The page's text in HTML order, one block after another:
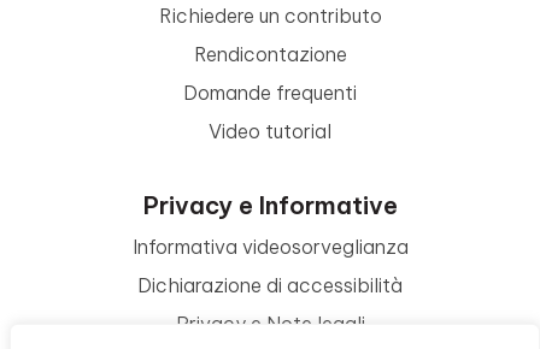
Richiedere un contributo
Rendicontazione
Domande frequenti
Video tutorial
Privacy e Informative
Informativa videosorveglianza
Dichiarazione di accessibilità
Privacy e Note legali